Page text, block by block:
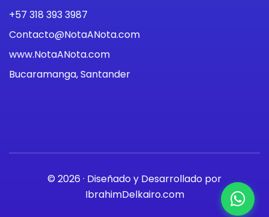
+57 318 393 3987
Contacto@NotaANota.com
www.NotaANota.com
Bucaramanga, Santander
© 2026 · Diseñado y Desarrollado por
IbrahimDelkairo.com